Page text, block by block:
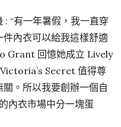
“有一年暑假，我一直穿
內衣可以給我這樣舒適
Grant 回憶她成立 Lively
Secret 值得尊
。所以我要創辦一個自
內衣市場中分一塊蛋